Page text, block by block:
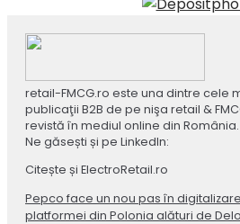
retail-FMCG.ro este una dintre cele
publicaţii B2B de pe nişa retail &
revistă în mediul online din România.
Ne găsești și pe LinkedIn:
Citește și ElectroRetail.ro
Pepco face un nou pas în
platformei din Polonia alături de